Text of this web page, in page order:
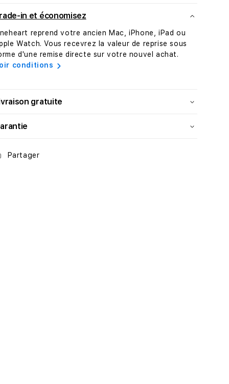
USB-
C
vers
USB-
C
•
USB-
C
vers
USB-
in et économisez
reprend votre ancien Mac, iPhone, iPad ou
Watch. Vous recevrez la valeur de reprise sous
d'une remise directe sur votre nouvel achat.
conditions
gratuite
Partager